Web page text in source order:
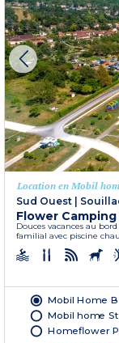
Location en Mobil
Sud Ouest
Flower
Douces vacances au
familial avec piscine
Mobil Home
Mobil home
Homeflower